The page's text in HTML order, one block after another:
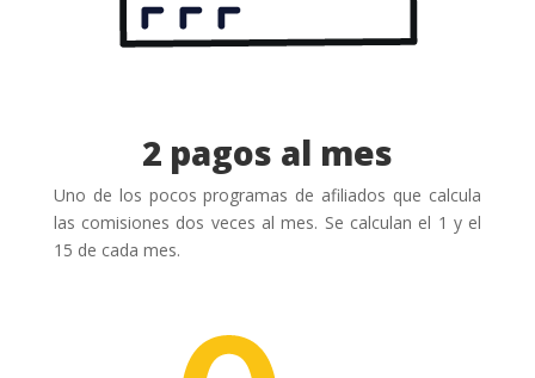
2 pagos al mes
Uno de los pocos programas de afiliados que calcula
las comisiones dos veces al mes. Se calculan el 1 y el
15 de cada mes.